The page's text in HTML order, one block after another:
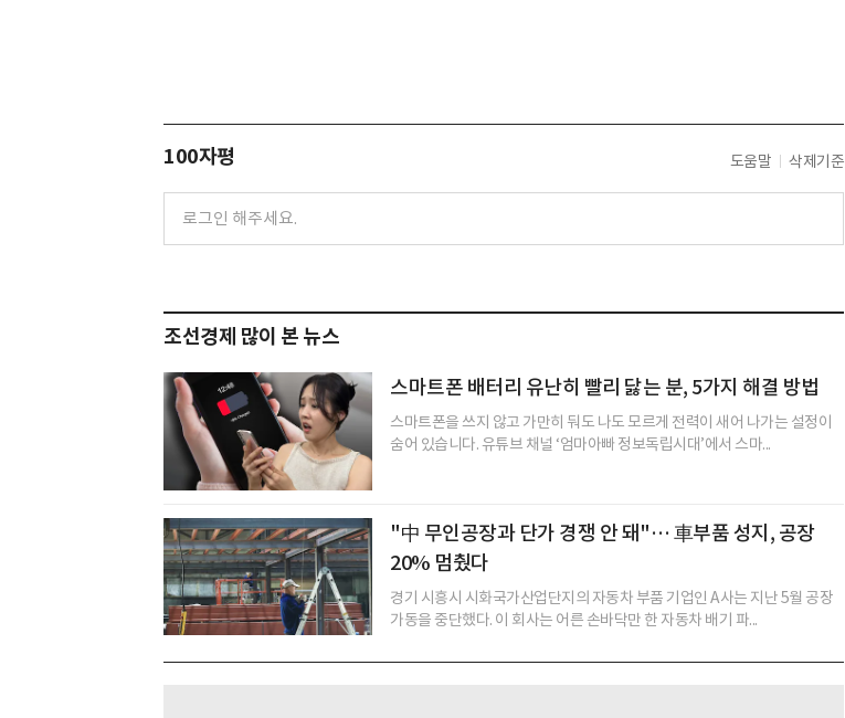
100자평 도움말 삭제기준
조선경제 많이 본 뉴스
스마트폰 배터리 유난히 빨리 닳는 분, 5가지 해결 방법
스마트폰을 쓰지 않고 가만히 둬도 나도 모르게 전력이 새어 나가는 설정이
숨어 있습니다. 유튜브 채널 ‘엄마아빠 정보독립시대’에서 스마...
"中 무인공장과 단가 경쟁 안 돼"… 車부품 성지, 공장
20% 멈췄다
경기 시흥시 시화국가산업단지의 자동차 부품 기업인 A사는 지난 5월 공장
가동을 중단했다. 이 회사는 어른 손바닥만 한 자동차 배기 파...